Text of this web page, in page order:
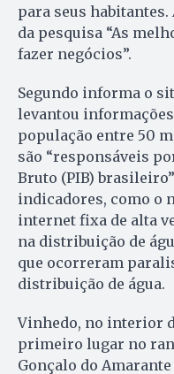
para seus
da pesquisa “As
fazer negócios”.
Segundo informa o
levantou
população entre 50
são “responsáveis
Bruto (PIB)
indicadores, como o
internet fixa de alta
na distribuição de
que ocorreram
distribuição de água.
Vinhedo, no interior
primeiro lugar no
Gonçalo do Amarante